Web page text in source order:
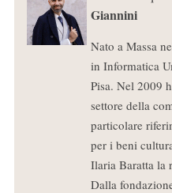
Giannini
Nato a Massa
in Informatica
Pisa. Nel 2009
settore della
particolare
per i beni
Ilaria Baratta la
Dalla